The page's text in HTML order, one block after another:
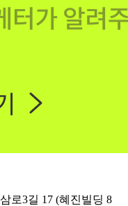
로3길 17 (혜진빌딩 8